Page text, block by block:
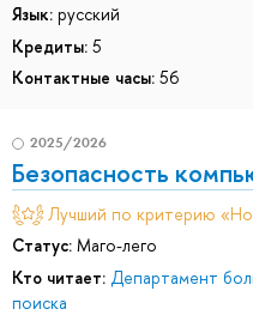
Язык: русский
Кредиты: 5
Контактные часы: 56
2025/2026
Безопасность
Лучший по критерию
Статус: Маго-лего
Кто читает: Департамент
поиска